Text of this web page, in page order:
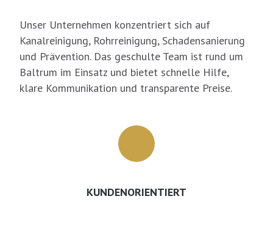
Unser Unternehmen konzentriert sich auf
Kanalreinigung, Rohrreinigung, Schadensanierung
und Prävention. Das geschulte Team ist rund um
Baltrum im Einsatz und bietet schnelle Hilfe,
klare Kommunikation und transparente Preise.
KUNDENORIENTIERT